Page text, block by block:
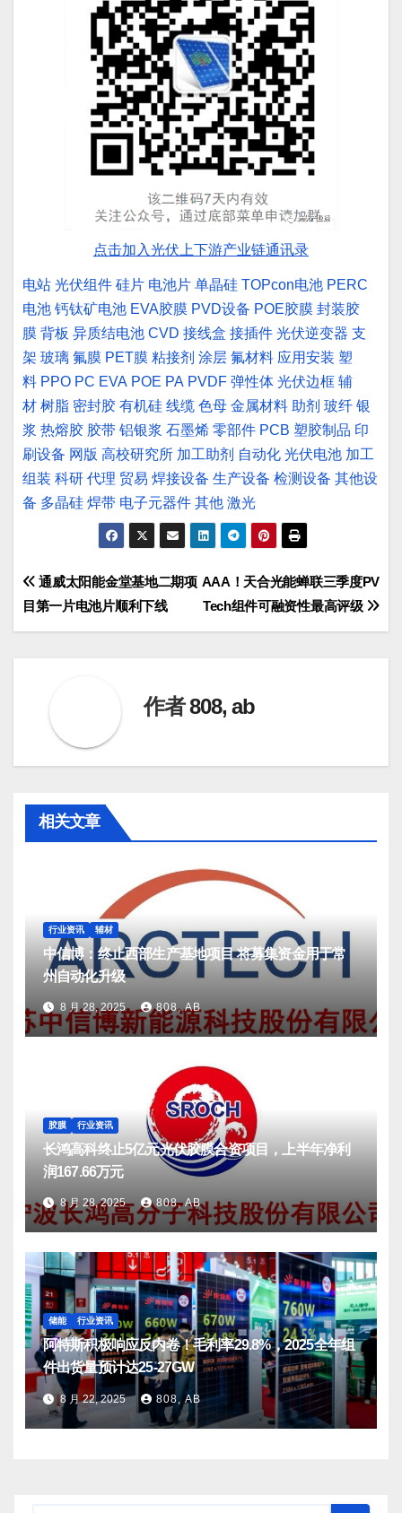
点击加入光伏上下游产业链通讯录
电站 光伏组件 硅片 电池片 单晶硅 TOPcon电池 PERC
电池 钙钛矿电池 EVA胶膜 PVD设备 POE胶膜 封装胶
膜 背板 异质结电池 CVD 接线盒 接插件 光伏逆变器 支
架 玻璃 氟膜 PET膜 粘接剂 涂层 氟材料 应用安装 塑
料 PPO PC EVA POE PA PVDF 弹性体 光伏边框 辅
材 树脂 密封胶 有机硅 线缆 色母 金属材料 助剂 玻纤 银
浆 热熔胶 胶带 铝银浆 石墨烯 零部件 PCB 塑胶制品 印
刷设备 网版 高校研究所 加工助剂 自动化 光伏电池 加工
组装 科研 代理 贸易 焊接设备 生产设备 检测设备 其他设
备 多晶硅 焊带 电子元器件 其他 激光
文
章
AAA！天合光能蝉联三季度PV
Tech组件可融资性最高评级
通威太阳能金堂基地二期项
目第一片电池片顺利下线
作者808, ab
相关文章
行业资讯 辅材
中信博：终止西部生产基地项目 将募集资金用于常
州自动化升级
8 月 28, 2025 808, AB
胶膜 行业资讯
长鸿高科终止5亿元光伏胶膜合资项目，上半年净利
润167.66万元
8 月 28, 2025 808, AB
储能 行业资讯
阿特斯积极响应反内卷！毛利率29.8%，2025全年组
件出货量预计达25-27GW
8 月 22, 2025 808, AB